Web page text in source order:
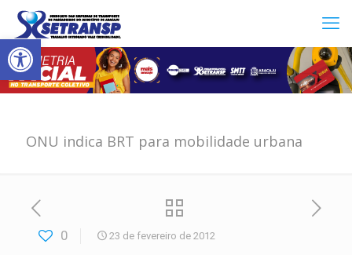
Abrir a barra de ferramentas
ONU indica BRT para mobilidade urbana
0 23 de fevereiro de 2012